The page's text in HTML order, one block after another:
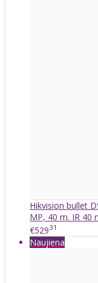
Hikvision bullet
MP, 40 m. IR 40
€52931
Naujiena